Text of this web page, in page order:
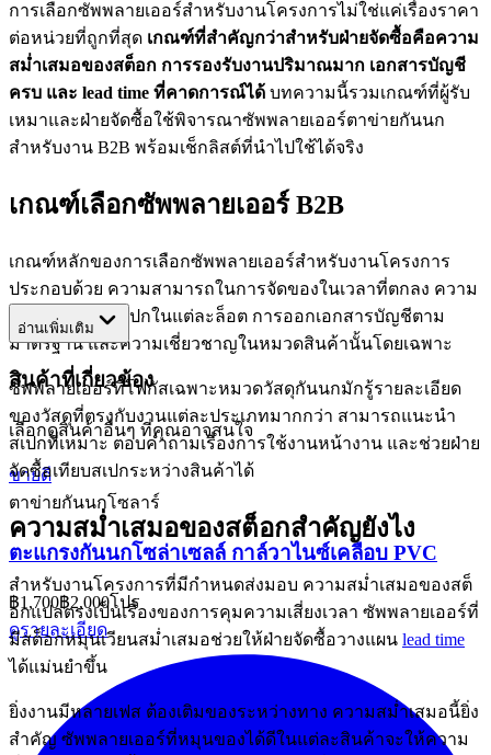
การเลือกซัพพลายเออร์สำหรับงานโครงการไม่ใช่แค่เรื่องราคา
ต่อหน่วยที่ถูกที่สุด เกณฑ์ที่สำคัญกว่าสำหรับฝ่ายจัดซื้อคือความ
สม่ำเสมอของสต็อก การรองรับงานปริมาณมาก เอกสารบัญชี
ครบ และ lead time ที่คาดการณ์ได้ บทความนี้รวมเกณฑ์ที่ผู้รับ
เหมาและฝ่ายจัดซื้อใช้พิจารณาซัพพลายเออร์ตาข่ายกันนก
สำหรับงาน B2B พร้อมเช็กลิสต์ที่นำไปใช้ได้จริง
เกณฑ์เลือกซัพพลายเออร์ B2B
เกณฑ์หลักของการเลือกซัพพลายเออร์สำหรับงานโครงการ
ประกอบด้วย ความสามารถในการจัดของในเวลาที่ตกลง ความ
สม่ำเสมอของสเปกในแต่ละล็อต การออกเอกสารบัญชีตาม
มาตรฐาน และความเชี่ยวชาญในหมวดสินค้านั้นโดยเฉพาะ
ซัพพลายเออร์ที่โฟกัสเฉพาะหมวดวัสดุกันนกมักรู้รายละเอียด
ของวัสดุที่ตรงกับงานแต่ละประเภทมากกว่า สามารถแนะนำ
สเปกที่เหมาะ ตอบคำถามเรื่องการใช้งานหน้างาน และช่วยฝ่าย
จัดซื้อเทียบสเปกระหว่างสินค้าได้
ความสม่ำเสมอของสต็อกสำคัญยังไง
สำหรับงานโครงการที่มีกำหนดส่งมอบ ความสม่ำเสมอของสต็
อกแปลตรงเป็นเรื่องของการคุมความเสี่ยงเวลา ซัพพลายเออร์ที่
มีสต็อกหมุนเวียนสม่ำเสมอช่วยให้ฝ่ายจัดซื้อวางแผน lead time
ได้แม่นยำขึ้น
ยิ่งงานมีหลายเฟส ต้องเติมของระหว่างทาง ความสม่ำเสมอนี้ยิ่ง
สำคัญ ซัพพลายเออร์ที่หมุนของได้ดีในแต่ละสินค้าจะให้ความ
อ่านเพิ่มเติม
สินค้าที่เกี่ยวข้อง
เลือกดูสินค้าอื่นๆ ที่คุณอาจสนใจ
ขายดี
ตาข่ายกันนกโซลาร์
ตะแกรงกันนกโซล่าเซลล์ กาล์วาไนซ์เคลือบ PVC
฿1,700฿2,000โปร
ดูรายละเอียด